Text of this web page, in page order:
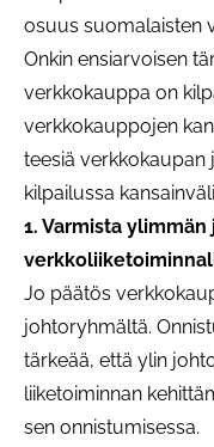
osuus suomalaisten
Onkin ensiarvoisen
verkkokauppa on
verkkokauppojen
teesiä
kilpailussa
1. Varmista
Jo päätös
johtoryhmältä.
tärkeää, että ylin
liiketoiminnan
sen onnistumisessa.